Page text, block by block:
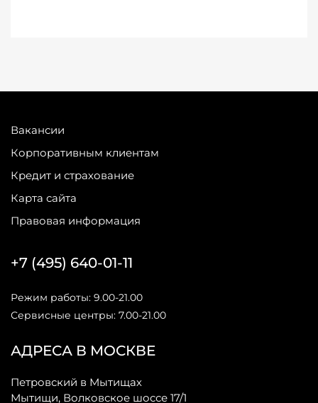
Вакансии
Корпоративным клиентам
Кредит и страхование
Карта сайта
Правовая информация
АДРЕСА В МОСКВЕ
Петровский в Мытищах
Мытищи, Волковское шоссе 17/1
+7 (495) 640-01-11
Режим работы: 9.00-21.00
Сервисные центры: 7.00-21.00